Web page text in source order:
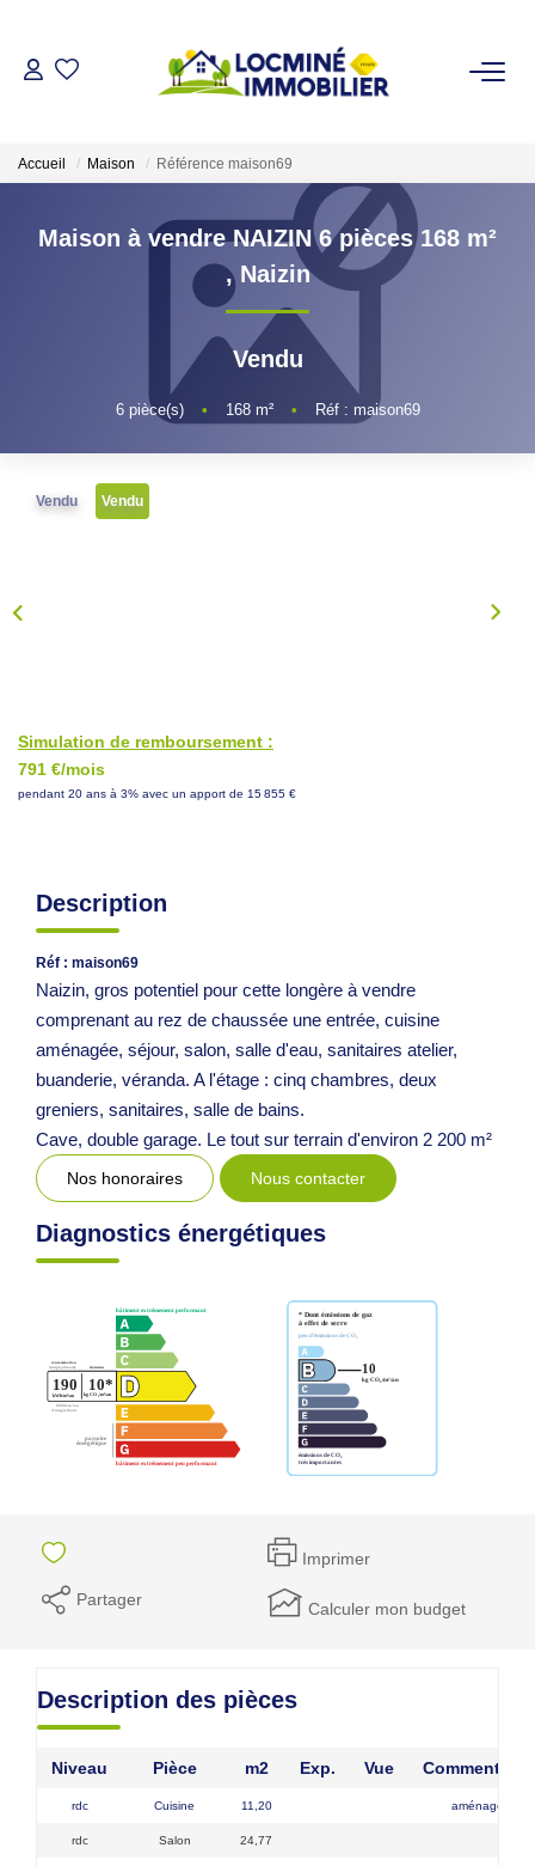
ACHETER
LOUER
ESTIMER
L'AGENCE
Accueil Maison Référence maison69
Maison à vendre NAIZIN 6 pièces 168 m²
, Naizin
Vendu
6pièce(s) • 168m² • Réf : maison69
Vendu Vendu
Simulation de remboursement :
791 €/mois
pendant 20 ans à 3% avec un apport de 15 855 €
Description
Réf : maison69
Naizin, gros potentiel pour cette longère à vendre
comprenant au rez de chaussée une entrée, cuisine
aménagée, séjour, salon, salle d'eau, sanitaires atelier,
buanderie, véranda. A l'étage : cinq chambres, deux
greniers, sanitaires, salle de bains.
Cave, double garage. Le tout sur terrain d'environ 2 200 m²
Nos honoraires Nous contacter
Diagnostics énergétiques
Imprimer
Partager Calculer mon budget
Description des pièces
Niveau Pièce m2 Exp. Vue
rdc Cuisine 11,20 aménagée
rdc Salon 24,77